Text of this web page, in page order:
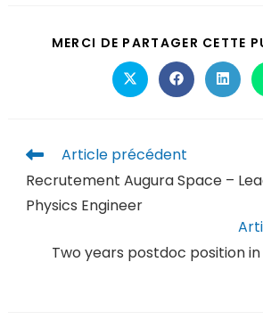
MERCI DE PARTAGER CETTE
Article précédent
Recrutement Augura Space –
Physics Engineer
Two years postdoc position